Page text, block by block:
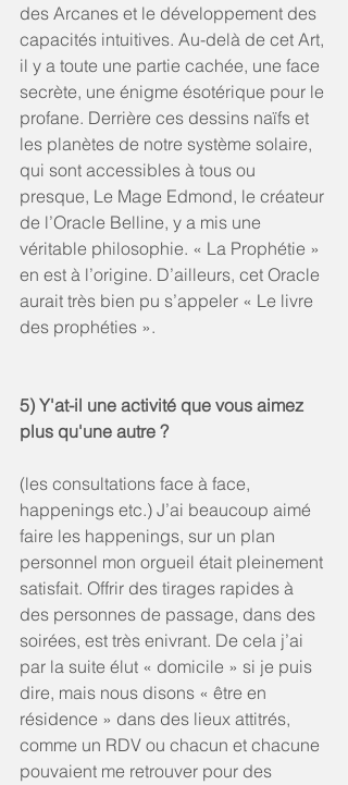
des Arcanes et le développement des
capacités intuitives. Au-delà de cet Art,
il y a toute une partie cachée, une face
secrète, une énigme ésotérique pour le
profane. Derrière ces dessins naïfs et
les planètes de notre système solaire,
qui sont accessibles à tous ou
presque, Le Mage Edmond, le créateur
de l’Oracle Belline, y a mis une
véritable philosophie. « La Prophétie »
en est à l’origine. D’ailleurs, cet Oracle
aurait très bien pu s’appeler « Le livre
des prophéties ».
5) Y'at-il une activité que vous aimez
plus qu'une autre ?
(les consultations face à face,
happenings etc.) J’ai beaucoup aimé
faire les happenings, sur un plan
personnel mon orgueil était pleinement
satisfait. Offrir des tirages rapides à
des personnes de passage, dans des
soirées, est très enivrant. De cela j’ai
par la suite élut « domicile » si je puis
dire, mais nous disons « être en
résidence » dans des lieux attitrés,
comme un RDV ou chacun et chacune
pouvaient me retrouver pour des